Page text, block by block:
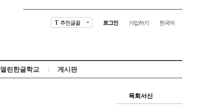
T 추천글꼴 로그인 가입하기 한국어
열린한글학교 게시판
목회서신